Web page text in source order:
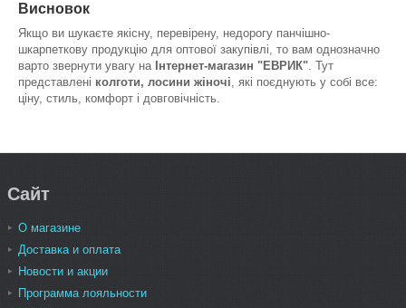
Висновок
Якщо ви шукаєте якісну, перевірену, недорогу панчішно-
шкарпеткову продукцію для оптової закупівлі, то вам однозначно
варто звернути увагу на Інтернет-магазин "ЕВРИК". Тут
представлені колготи, лосини жіночі, які поєднують у собі все:
ціну, стиль, комфорт і довговічність.
Сайт
О магазине
Доставка и оплата
Новости и акции
Программа лояльности